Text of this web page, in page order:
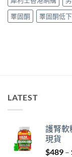
中
與
安
睪固酮
睪固酮低下
LATEST
護腎軟
現貨
$489 –